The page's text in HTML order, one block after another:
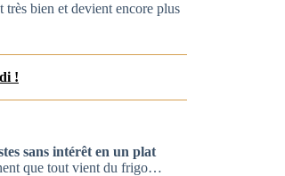
très bien et devient encore plus
!
sans intérêt en un plat
que tout vient du frigo…